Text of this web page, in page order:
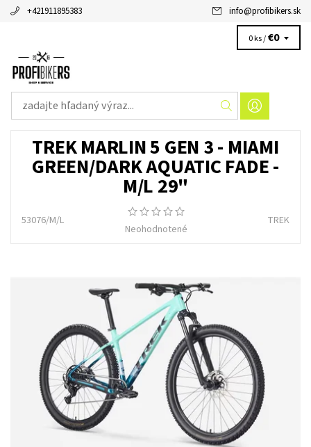
+421911895383 info@profibikers.sk
0 ks /€0
TREK MARLIN 5 GEN 3 - MIAMI
GREEN/DARK AQUATIC FADE -
M/L 29"
53076/M/L
Neohodnotené
TREK